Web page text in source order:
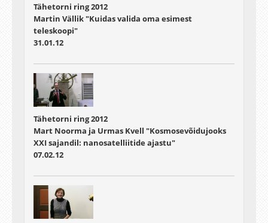
Tähetorni ring 2012
Martin Vällik "Kuidas valida oma esimest
teleskoopi"
31.01.12
Tähetorni ring 2012
Mart Noorma ja Urmas Kvell "Kosmosevõidujooks
XXI sajandil: nanosatelliitide ajastu"
07.02.12